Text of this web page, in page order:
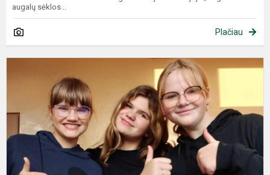
augalų sėklos...
Plačiau